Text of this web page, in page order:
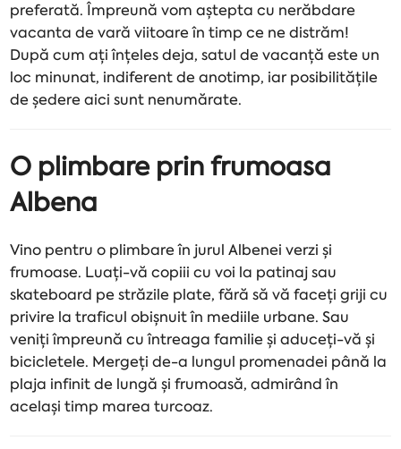
preferată. Împreună vom aștepta cu nerăbdare
vacanta de vară viitoare în timp ce ne distrăm!
După cum ați înțeles deja, satul de vacanță este un
loc minunat, indiferent de anotimp, iar posibilitățile
de ședere aici sunt nenumărate.
O plimbare prin frumoasa
Albena
Vino pentru o plimbare în jurul Albenei verzi și
frumoase. Luați-vă copiii cu voi la patinaj sau
skateboard pe străzile plate, fără să vă faceți griji cu
privire la traficul obișnuit în mediile urbane. Sau
veniți împreună cu întreaga familie și aduceți-vă și
bicicletele. Mergeți de-a lungul promenadei până la
plaja infinit de lungă și frumoasă, admirând în
același timp marea turcoaz.